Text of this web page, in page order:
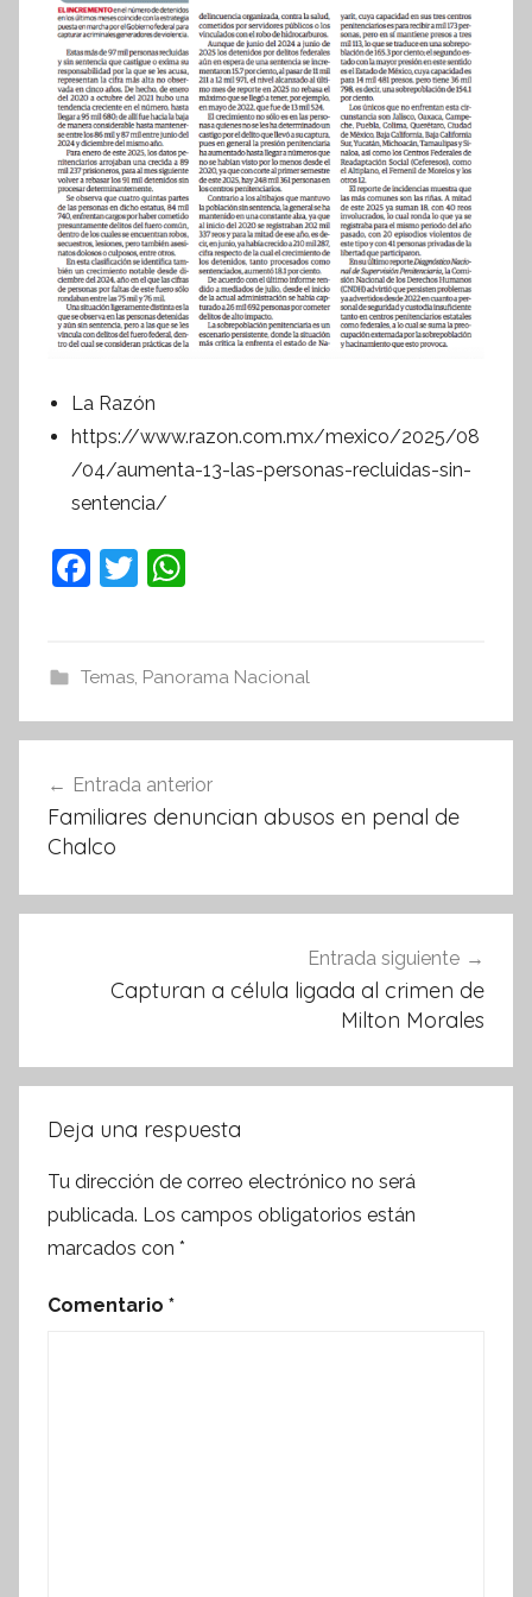
La Razón
https://www.razon.com.mx/mexico/2025/08
/04/aumenta-13-las-personas-recluidas-sin-
sentencia/
F
e
b
o
k
T
er s
A
p
Temas, Panorama Nacional
de
entradas
Entrada anterior
Familiares denuncian abusos en penal de
Chalco
Entrada siguiente
Capturan a célula ligada al crimen de
Milton Morales
Deja una respuesta
Tu dirección de correo electrónico no será
publicada. Los campos obligatorios están
marcados con *
Comentario *